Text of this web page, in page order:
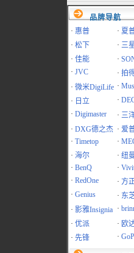
品牌导航
· 惠普 · 夏
· 松下 · 三
· 佳能 ·
· JVC · 拍
· 微米DigiLife ·
· 日立 ·
· Digimaster · 三
· DXG德之杰 · 爱
· Timetop ·
· 海尔 · 纽
· BenQ ·
· RedOne · 方
· Genius · 东
· 影雅Insignia ·
· 优派 · 欧
· 先锋 ·